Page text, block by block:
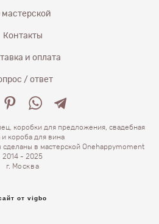
мастерской
Контакты
и оплата
/ ответ
коробки для предложения, свадебная
и короба для вина
в мастерской Onehappymoment
2014 - 2025
г. Москва
от vigbo